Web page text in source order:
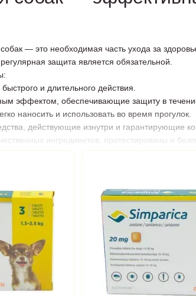
— это необходимая часть ухода за
защита является обязательной.
и длительного действия.
эффектом, обеспечивающие защиту в
наносить и использовать во время прогулок.
действующие изнутри и гарантирующие
ингредиентов, протестированы и
продукции.
предложения.
клещей для собак онлайн – подарите своему